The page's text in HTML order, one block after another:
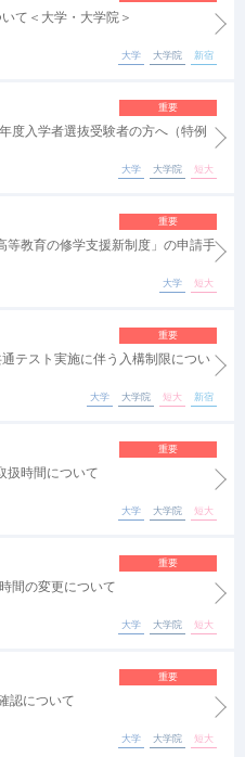
て＜大学・大学院＞
大学 大学院 新宿
重要
度入学者選抜受験者の方へ（特例
大学 大学院 短大
重要
等教育の修学支援新制度」の申請手
大学 短大
重要
テスト実施に伴う入構制限につい
大学 大学院 短大 新宿
重要
扱時間について
大学 大学院 短大
重要
間の変更について
大学 大学院 短大
重要
認について
大学 大学院 短大